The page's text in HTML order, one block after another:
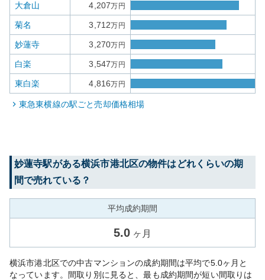
大倉山 4,207万円
菊名 3,712万円
妙蓮寺 3,270万円
白楽 3,547万円
東白楽 4,816万円
東急東横線の駅ごと売却価格相場
妙蓮寺駅がある横浜市港北区の物件はどれくらいの期
間で売れている？
平均成約期間
5.0 ヶ月
横浜市港北区での中古マンションの成約期間は平均で5.0ヶ月と
なっています。間取り別に見ると、最も成約期間が短い間取りは